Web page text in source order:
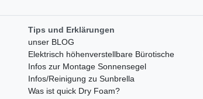
Tips und Erklärungen
unser BLOG
Elektrisch höhenverstellbare Bürotische
Infos zur Montage Sonnensegel
Infos/Reinigung zu Sunbrella
Was ist quick Dry Foam?